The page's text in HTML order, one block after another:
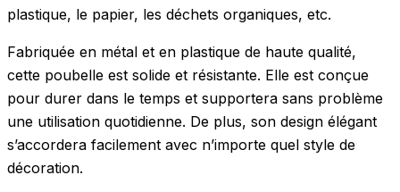
plastique, le papier, les déchets organiques, etc.
Fabriquée en métal et en plastique de haute qualité,
cette poubelle est solide et résistante. Elle est conçue
pour durer dans le temps et supportera sans problème
une utilisation quotidienne. De plus, son design élégant
s’accordera facilement avec n’importe quel style de
décoration.